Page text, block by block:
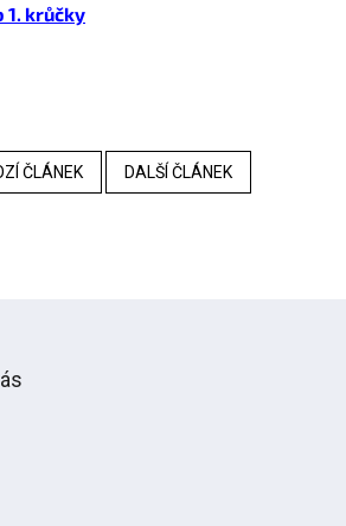
1. krůčky
ČLÁNEK DALŠÍ ČLÁNEK